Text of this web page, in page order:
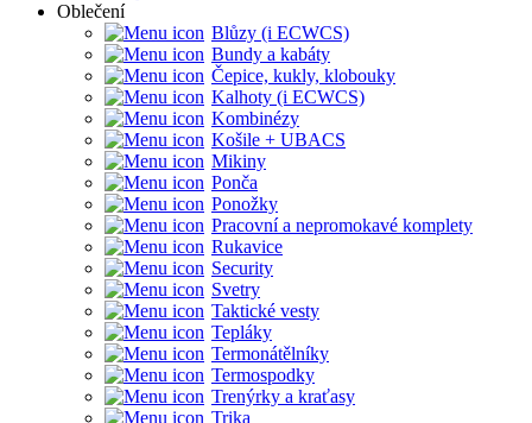
Oblečení
Blůzy (i ECWCS)
Bundy a kabáty
Čepice, kukly, klobouky
Kalhoty (i ECWCS)
Kombinézy
Košile + UBACS
Mikiny
Ponča
Ponožky
Pracovní a nepromokavé komplety
Rukavice
Security
Svetry
Taktické vesty
Tepláky
Termonátělníky
Termospodky
Trenýrky a kraťasy
Trika